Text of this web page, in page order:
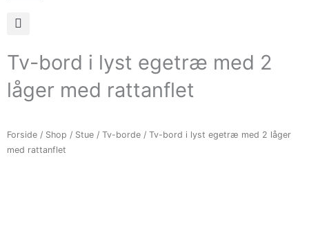
Tv-bord i lyst egetræ med 2
låger med rattanflet
Forside / Shop / Stue / Tv-borde / Tv-bord i lyst egetræ med 2 låger
med rattanflet